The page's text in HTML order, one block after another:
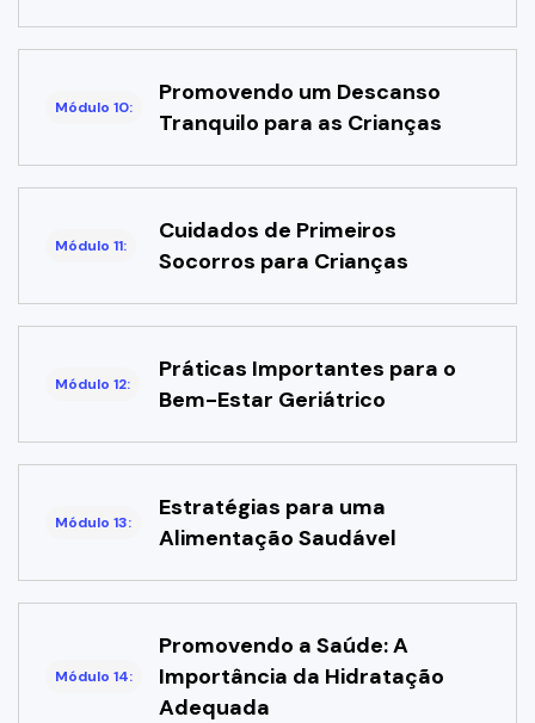
Módulo 10:
Promovendo um Descanso
Tranquilo para as Crianças
Módulo 11:
Cuidados de Primeiros
Socorros para Crianças
Módulo 12:
Práticas Importantes para o
Bem-Estar Geriátrico
Módulo 13:
Estratégias para uma
Alimentação Saudável
Módulo 14:
Promovendo a Saúde: A
Importância da Hidratação
Adequada